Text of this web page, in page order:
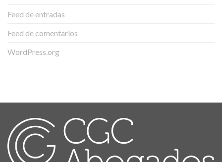
Feed de entradas
Feed de comentarios
WordPress.org